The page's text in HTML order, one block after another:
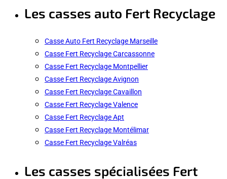
Les casses auto Fert Recyclage
Casse Auto Fert Recyclage Marseille
Casse Fert Recyclage Carcassonne
Casse Fert Recyclage Montpellier
Casse Fert Recyclage Avignon
Casse Fert Recyclage Cavaillon
Casse Fert Recyclage Valence
Casse Fert Recyclage Apt
Casse Fert Recyclage Montélimar
Casse Fert Recyclage Valréas
Les casses spécialisées Fert